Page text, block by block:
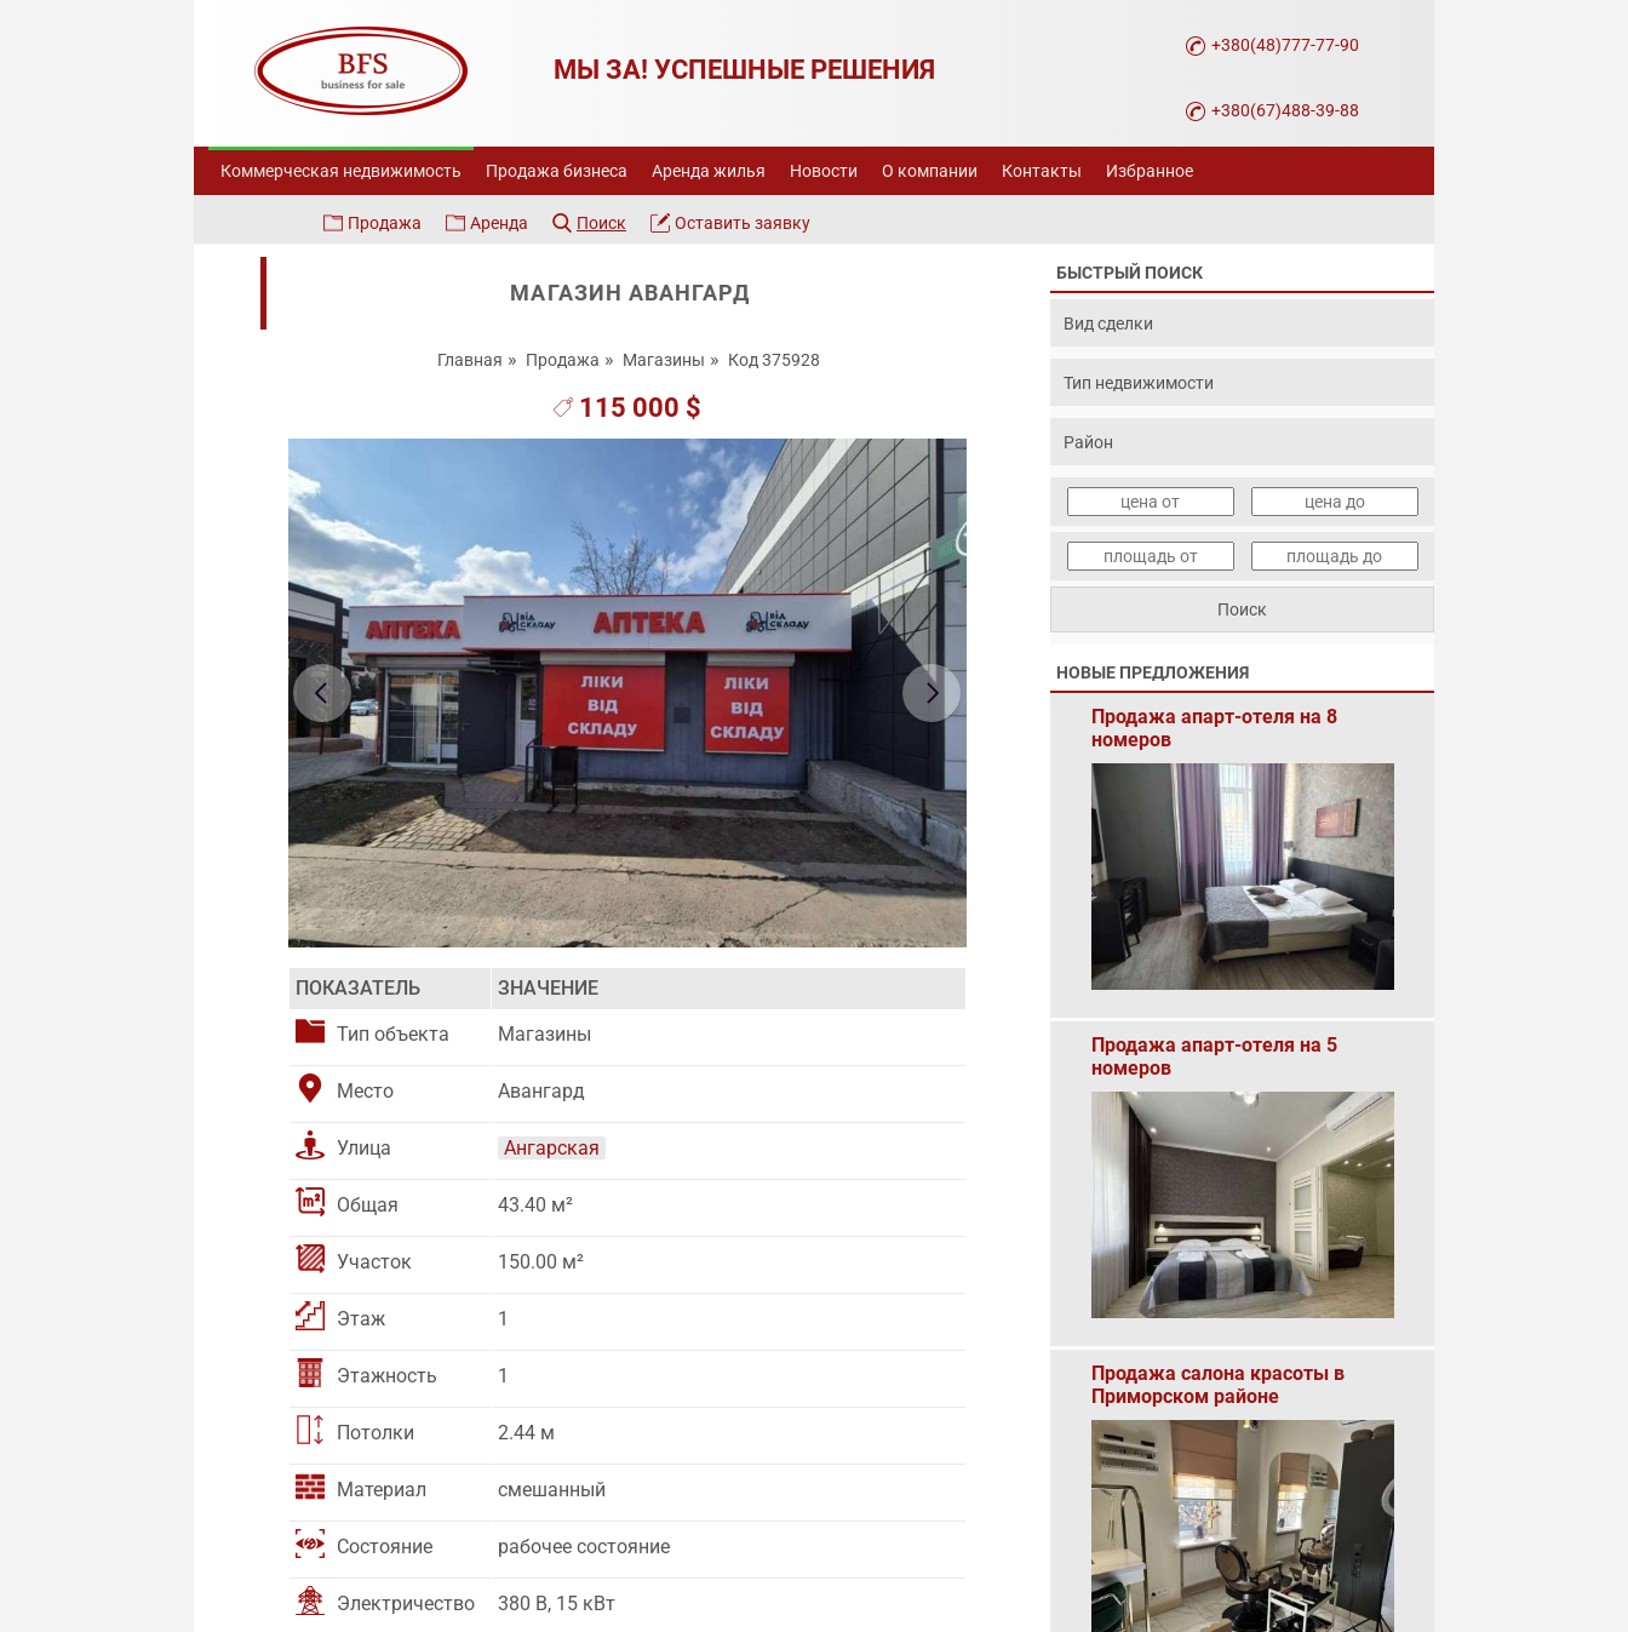
+380(48)777-77-90
+380(67)488-39-88
МЫ ЗА! УСПЕШНЫЕ РЕШЕНИЯ
Коммерческая недвижимость Продажа бизнеса Аренда жилья Новости О компании Контакты Избранное
Продажа Аренда Поиск Оставить заявку
МАГАЗИН АВАНГАРД
Главная Продажа Магазины Код 375928
115 000 $
ПОКАЗАТЕЛЬ
ЗНАЧЕНИЕ
Тип объекта
Магазины
Место Авангард
Улица Ангарская
Общая 43.40 м²
Участок 150.00 м²
Этаж 1
Этажность 1
Потолки 2.44 м
Материал смешанный
Состояние рабочее состояние
Электричество 380 В, 15 кВт
БЫСТРЫЙ ПОИСК
НОВЫЕ ПРЕДЛОЖЕНИЯ
Продажа апарт-отеля на 8
номеров
Продажа апарт-отеля на 5
номеров
Продажа салона красоты в
Приморском районе